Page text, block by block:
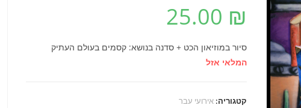
25.00 ₪
סיור במוזיאון הכט + סדנה בנושא: קסמים בעולם העתיק
המלאי אזל
קטגוריה:אירועי עבר